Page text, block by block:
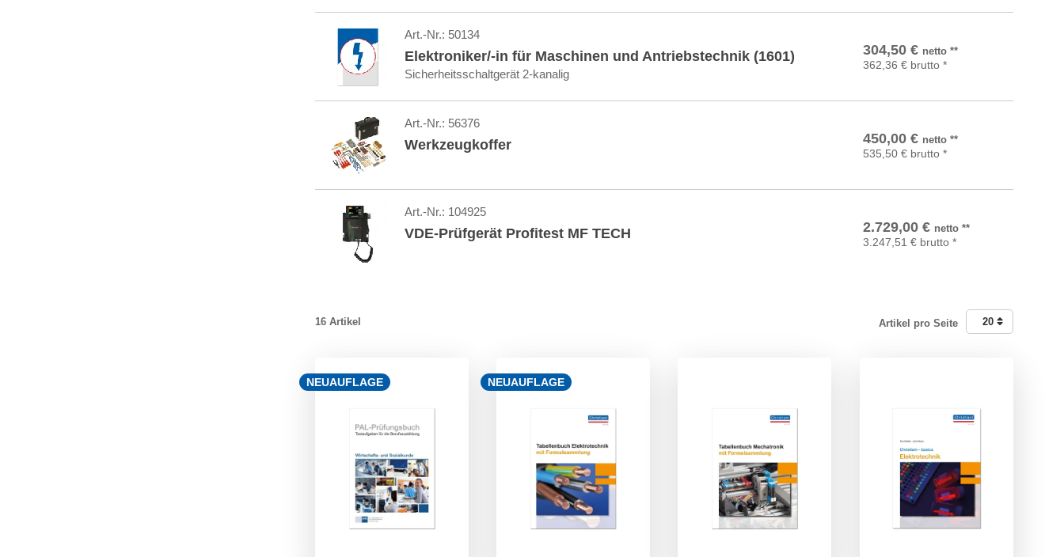
Art.-Nr.: 50134
Elektroniker/-in für Maschinen und Antriebstechnik (1601)
Sicherheitsschaltgerät 2-kanalig
304,50 € netto**
362,36 € brutto *
In den Warenkorb
Art.-Nr.: 56376
Werkzeugkoffer 450,00 € netto**
535,50 € brutto *
In den Warenkorb
Art.-Nr.: 104925
VDE-Prüfgerät Profitest MF TECH 2.729,00 € netto**
3.247,51 € brutto *
In den Warenkorb
16 Artikel Artikel pro Seite 20
NEUAUFLAGE NEUAUFLAGE